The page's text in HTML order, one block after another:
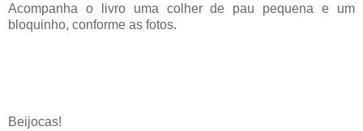
Acompanha o livro uma colher de pau pequena e um
bloquinho, conforme as fotos.
Beijocas!